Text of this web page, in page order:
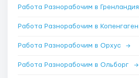
Работа Разнорабочим в Гренландия
Работа Разнорабочим в Копенгаген
Работа Разнорабочим в Орхус →
Работа Разнорабочим в Ольборг →